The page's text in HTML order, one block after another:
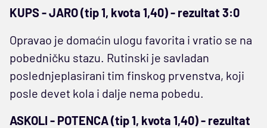
KUPS - JARO (tip 1, kvota 1,40) - rezultat 3:0
Opravao je domaćin ulogu favorita i vratio se na
pobedničku stazu. Rutinski je savladan
poslednjeplasirani tim finskog prvenstva, koji
posle devet kola i dalje nema pobedu.
ASKOLI - POTENCA (tip 1, kvota 1,40) - rezultat